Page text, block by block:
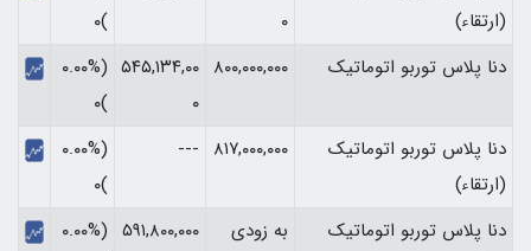
(ارتقاء)
۰
)۰
دنا پلاس توربو اتوماتیک
۸۰۰,۰۰۰,۰۰۰ ۵۴۵,۱۳۴,۰۰
۰
(۰.۰۰%
)۰
دنا پلاس توربو اتوماتیک
(ارتقاء)
۸۱۷,۰۰۰,۰۰۰ ---
(۰.۰۰%
)۰
دنا پلاس توربو اتوماتیک
به زودی ۵۹۱,۸۰۰,۰۰۰
(۰.۰۰%